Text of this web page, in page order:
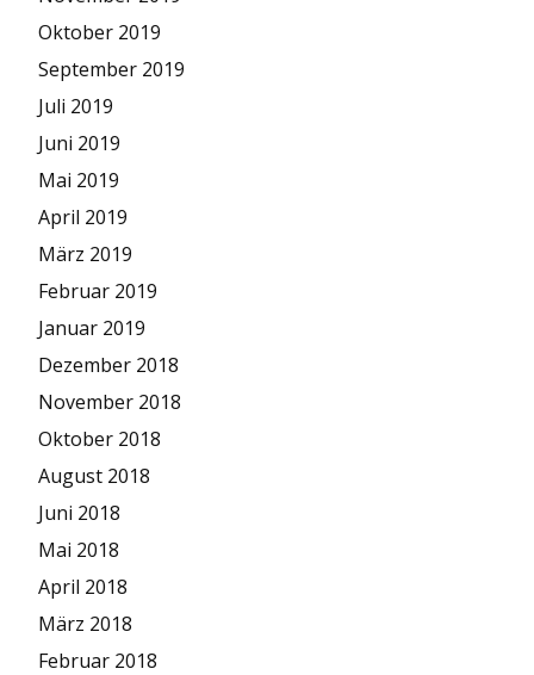
Oktober 2019
September 2019
Juli 2019
Juni 2019
Mai 2019
April 2019
März 2019
Februar 2019
Januar 2019
Dezember 2018
November 2018
Oktober 2018
August 2018
Juni 2018
Mai 2018
April 2018
März 2018
Februar 2018